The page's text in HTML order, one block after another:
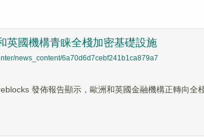
英國機構青睐全棧加密基礎設施
news_content/6a70d6d7cebf241b1ca879a7
發佈報告顯示，歐洲和英國金融機構正轉向